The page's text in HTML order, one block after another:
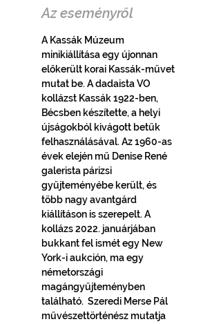
Az eseményről
A Kassák Múzeum
minikiállítása egy újonnan
előkerült korai Kassák-művet
mutat be. A dadaista VO
kollázst Kassák 1922-ben,
Bécsben készítette, a helyi
újságokból kivágott betűk
felhasználásával. Az 1960-as
évek elején mű Denise René
galerista párizsi
gyűjteményébe került, és
több nagy avantgárd
kiállításon is szerepelt. A
kollázs 2022. januárjában
bukkant fel ismét egy New
York-i aukción, ma egy
németországi
magángyűjteményben
található.  Szeredi Merse Pál
művészettörténész mutatja